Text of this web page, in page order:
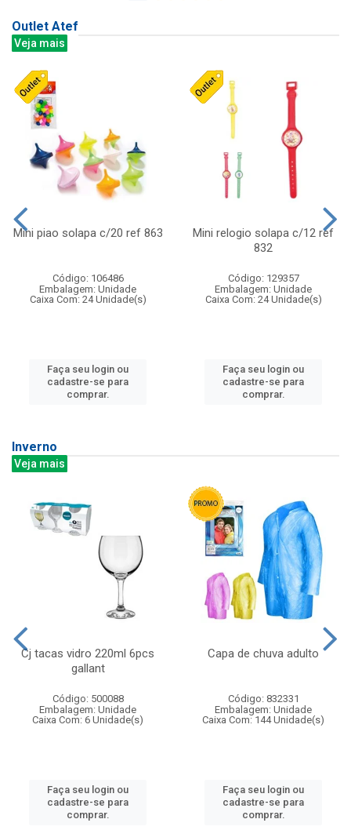
Outlet Atef
Veja mais
Mini piao solapa c/20 ref 863
Código: 106486
Embalagem: Unidade
Caixa Com: 24 Unidade(s)
Faça seu login ou
cadastre-se para
comprar.
Mini relogio solapa c/12 ref
832
Código: 129357
Embalagem: Unidade
Caixa Com: 24 Unidade(s)
Faça seu login ou
cadastre-se para
comprar.
Inverno
Veja mais
Cj tacas vidro 220ml 6pcs
gallant
Código: 500088
Embalagem: Unidade
Caixa Com: 6 Unidade(s)
Faça seu login ou
cadastre-se para
comprar.
Capa de chuva adulto
Código: 832331
Embalagem: Unidade
Caixa Com: 144 Unidade(s)
Faça seu login ou
cadastre-se para
comprar.